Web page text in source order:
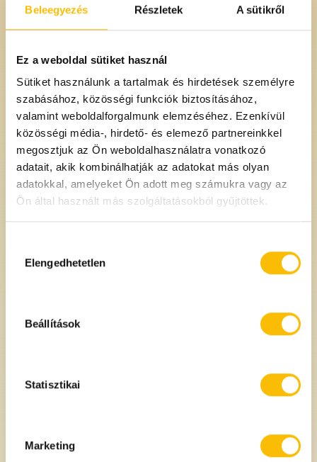
Beleegyezés Részletek A sütikről
Ez a weboldal sütiket használ
Sütiket használunk a tartalmak és hirdetések személyre
szabásához, közösségi funkciók biztosításához,
valamint weboldalforgalmunk elemzéséhez. Ezenkívül
közösségi média-, hirdető- és elemező partnereinkkel
megosztjuk az Ön weboldalhasználatra vonatkozó
adatait, akik kombinálhatják az adatokat más olyan
adatokkal, amelyeket Ön adott meg számukra vagy az
Ön által használt más szolgáltatásokból gyűjtöttek.
kiválasztása
Elengedhetetlen
Beállítások
Statisztikai
Marketing
Egységár: 17450 Ft/kg
g
2890 Ft
(vegán, kakaóval és
kókuszcukorral) Mendula 180
/db